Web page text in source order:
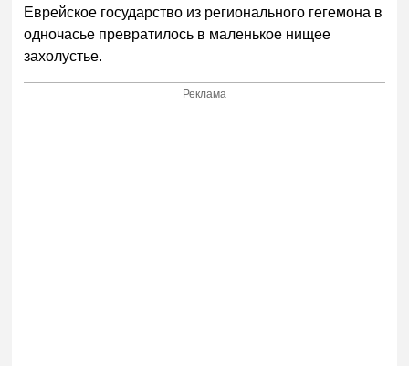
Еврейское государство из регионального гегемона в
одночасье превратилось в маленькое нищее
захолустье.
Реклама